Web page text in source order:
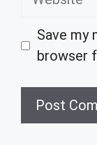
Save my
browser